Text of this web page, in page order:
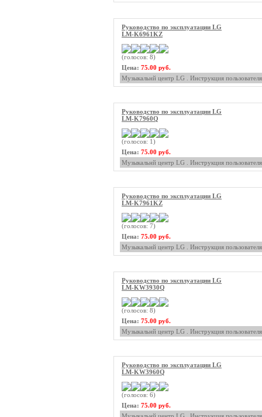
Руководство по эксплуатации LG
LM-K6961KZ
(голосов: 8)
Цена: 75.00 руб.
Музыкальнй центр LG . Инструкция
Руководство по эксплуатации LG
LM-K7960Q
(голосов: 1)
Цена: 75.00 руб.
Музыкальнй центр LG . Инструкция
Руководство по эксплуатации LG
LM-K7961KZ
(голосов: 7)
Цена: 75.00 руб.
Музыкальнй центр LG . Инструкция
Руководство по эксплуатации LG
LM-KW3930Q
(голосов: 8)
Цена: 75.00 руб.
Музыкальнй центр LG . Инструкция
Руководство по эксплуатации LG
LM-KW3960Q
(голосов: 6)
Цена: 75.00 руб.